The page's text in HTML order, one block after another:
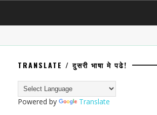
मरण हेच सरकारी धोरण.
TRANSLATE / दुसरी भाषा मे पढे!
Powered by Translate